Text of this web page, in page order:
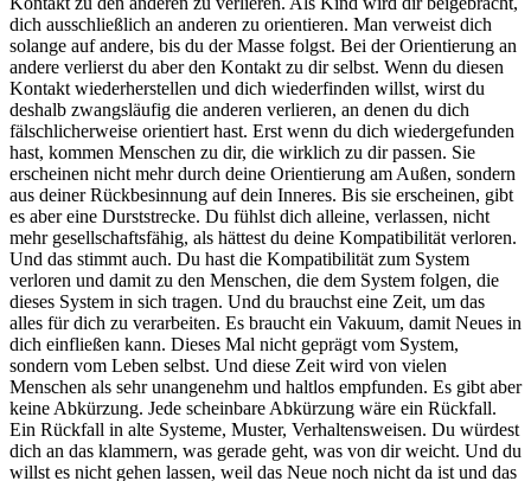
dich ausschließlich an anderen zu orientieren. Man verweist dich
solange auf andere, bis du der Masse folgst. Bei der Orientierung an
andere verlierst du aber den Kontakt zu dir selbst. Wenn du diesen
Kontakt wiederherstellen und dich wiederfinden willst, wirst du
deshalb zwangsläufig die anderen verlieren, an denen du dich
fälschlicherweise orientiert hast. Erst wenn du dich wiedergefunden
hast, kommen Menschen zu dir, die wirklich zu dir passen. Sie
erscheinen nicht mehr durch deine Orientierung am Außen, sondern
aus deiner Rückbesinnung auf dein Inneres. Bis sie erscheinen, gibt
es aber eine Durststrecke. Du fühlst dich alleine, verlassen, nicht
mehr gesellschaftsfähig, als hättest du deine Kompatibilität verloren.
Und das stimmt auch. Du hast die Kompatibilität zum System
verloren und damit zu den Menschen, die dem System folgen, die
dieses System in sich tragen. Und du brauchst eine Zeit, um das
alles für dich zu verarbeiten. Es braucht ein Vakuum, damit Neues in
dich einfließen kann. Dieses Mal nicht geprägt vom System,
sondern vom Leben selbst. Und diese Zeit wird von vielen
Menschen als sehr unangenehm und haltlos empfunden. Es gibt aber
keine Abkürzung. Jede scheinbare Abkürzung wäre ein Rückfall.
Ein Rückfall in alte Systeme, Muster, Verhaltensweisen. Du würdest
dich an das klammern, was gerade geht, was von dir weicht. Und du
willst es nicht gehen lassen, weil das Neue noch nicht da ist und das